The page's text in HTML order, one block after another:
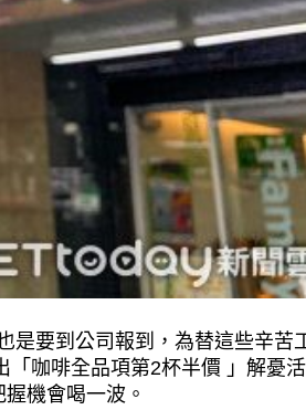
是要到公司報到，為替這些辛苦
「咖啡全品項第2杯半價 」解憂活
機會喝一波。